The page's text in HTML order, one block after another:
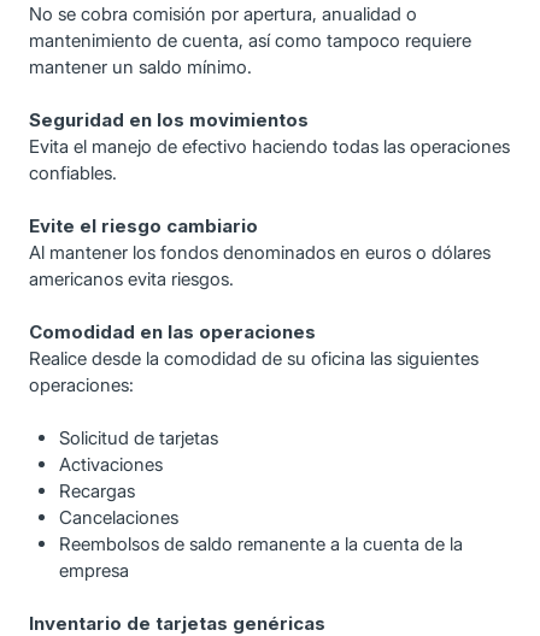
No se cobra comisión por apertura, anualidad o
mantenimiento de cuenta, así como tampoco requiere
mantener un saldo mínimo.
Seguridad en los movimientos
Evita el manejo de efectivo haciendo todas las operaciones
confiables.
Evite el riesgo cambiario
Al mantener los fondos denominados en euros o dólares
americanos evita riesgos.
Comodidad en las operaciones
Realice desde la comodidad de su oficina las siguientes
operaciones:
Solicitud de tarjetas
Activaciones
Recargas
Cancelaciones
Reembolsos de saldo remanente a la cuenta de la
empresa
Inventario de tarjetas genéricas